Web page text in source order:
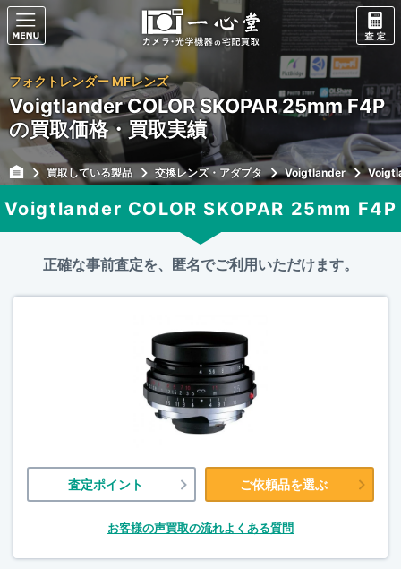
フォクトレンダー MFレンズ
Voigtlander COLOR SKOPAR 25mm F4P
の買取価格・買取実績
買取している製品 交換レンズ・アダプタ Voigtlander
Voigtlander COLOR SKOPAR 25mm F4P
正確な事前査定を、匿名でご利用いただけます。
査定ポイント ご依頼品を選ぶ
お客様の声買取の流れよくある質問